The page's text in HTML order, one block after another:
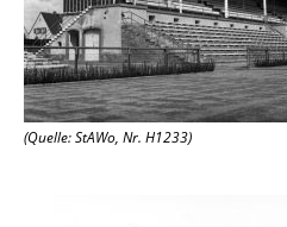
(Quelle: StAWo, Nr. H1233)